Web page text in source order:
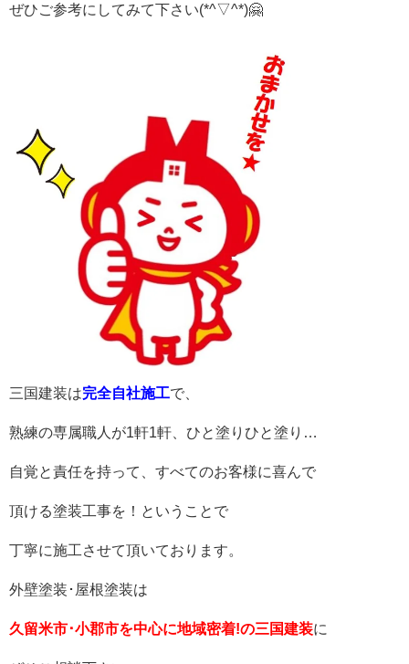
ぜひご参考にしてみて下さい(*^▽^*)🤗
三国建装は完全自社施工で、
熟練の専属職人が1軒1軒、ひと塗りひと塗り …
自覚と責任を持って、すべてのお客様に喜んで
頂ける塗装工事を！ということで
丁寧に施工させて頂いております。
外壁塗装･屋根塗装は
久留米市･小郡市を中心に地域密着!の三国建装に